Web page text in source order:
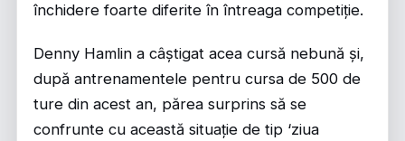
închidere foarte diferite în întreaga competiție.
Denny Hamlin a câștigat acea cursă nebună și,
după antrenamentele pentru cursa de 500 de
ture din acest an, părea surprins să se
confrunte cu această situație de tip ‘ziua